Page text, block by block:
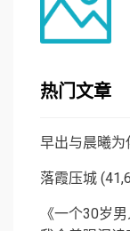
热门文章
早出与晨曦为
落霞压城
《一个30岁